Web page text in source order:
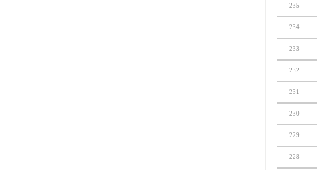
235
234
233
232
231
230
229
228